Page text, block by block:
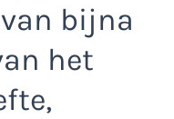
bijna
het